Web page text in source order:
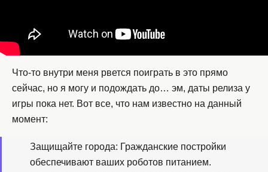
Что-то внутри меня рвется поиграть в это прямо
сейчас, но я могу и подождать до… эм, даты релиза у
игры пока нет. Вот все, что нам известно на данный
момент:
Защищайте города: Гражданские постройки
обеспечивают ваших роботов питанием.